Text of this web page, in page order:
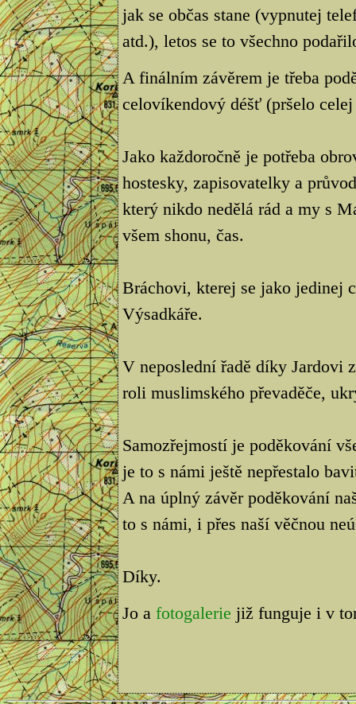
jak se občas stane (vypnutej
atd.), letos se to všechno
A finálním závěrem je třeba
celovíkendový déšť (pršelo
Jako každoročně je potřeba
hostesky, zapisovatelky a
který nikdo nedělá rád a my s
všem shonu, čas.
Bráchovi, kterej se jako jedinej
Výsadkáře.
V neposlední řadě díky Jardovi
roli muslimského převaděče,
Samozřejmostí je poděkování
je to s námi ještě nepřestalo
A na úplný závěr poděkování
to s námi, i přes naší věčnou
Díky.
Jo a fotogalerie již funguje i v